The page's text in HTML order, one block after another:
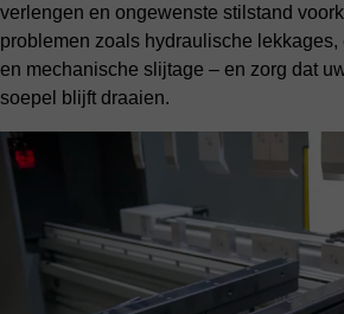
verlengen en ongewenste stilstand
problemen zoals hydraulische
en mechanische slijtage – en zorg dat
soepel blijft draaien.